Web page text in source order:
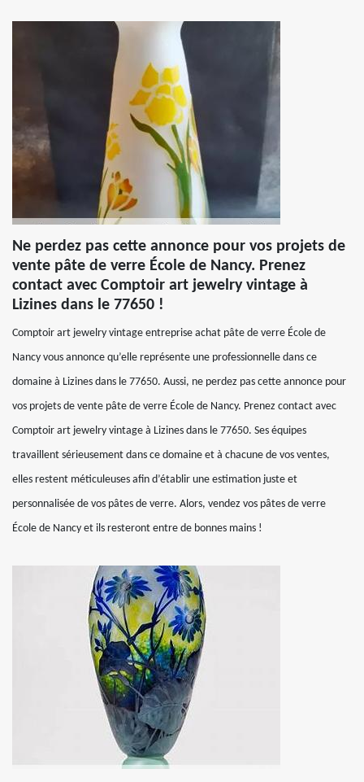
Ne perdez pas cette annonce pour vos projets de
vente pâte de verre École de Nancy. Prenez
contact avec Comptoir art jewelry vintage à
Lizines dans le 77650 !
Comptoir art jewelry vintage entreprise achat pâte de verre École de
Nancy vous annonce qu’elle représente une professionnelle dans ce
domaine à Lizines dans le 77650. Aussi, ne perdez pas cette annonce pour
vos projets de vente pâte de verre École de Nancy. Prenez contact avec
Comptoir art jewelry vintage à Lizines dans le 77650. Ses équipes
travaillent sérieusement dans ce domaine et à chacune de vos ventes,
elles restent méticuleuses afin d’établir une estimation juste et
personnalisée de vos pâtes de verre. Alors, vendez vos pâtes de verre
École de Nancy et ils resteront entre de bonnes mains !